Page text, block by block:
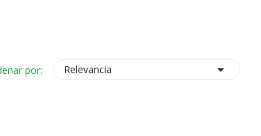
por: Relevancia 